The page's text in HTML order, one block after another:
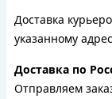
Доставка
указанному
Доставка по
Отправляем